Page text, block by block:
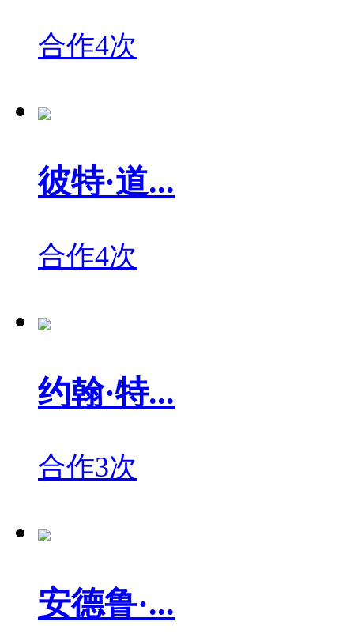
合作4次
彼特·道...
合作4次
约翰·特...
合作3次
安德鲁·...